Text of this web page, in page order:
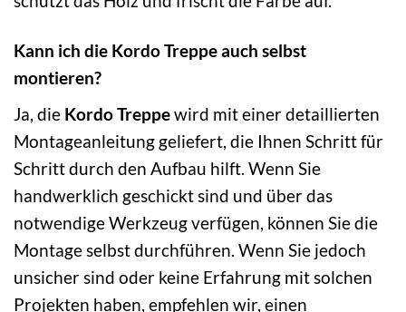
Kann ich die Kordo Treppe auch selbst
montieren?
Ja, die Kordo Treppewird mit einer detaillierten
Montageanleitung geliefert, die Ihnen Schritt für
Schritt durch den Aufbau hilft. Wenn Sie
handwerklich geschickt sind und über das
notwendige Werkzeug verfügen, können Sie die
Montage selbst durchführen. Wenn Sie jedoch
unsicher sind oder keine Erfahrung mit solchen
Projekten haben, empfehlen wir, einen